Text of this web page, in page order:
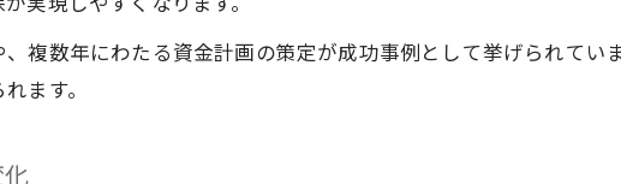
建設設備投資最適化に向けた具体策と手順
複数年にわたる資金計画の策定が成功事例として挙げられてい
ます。